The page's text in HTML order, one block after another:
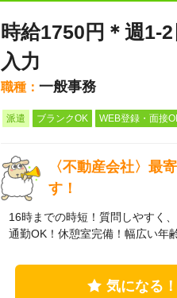
時給1750円＊週1-
入力
職種： 一般事務
派遣 ブランクOK WEB登録・面接
〈不動産会社〉最
す！
16時までの時短！質問しやすく
通勤OK！休憩室完備！幅広い年
気になる！